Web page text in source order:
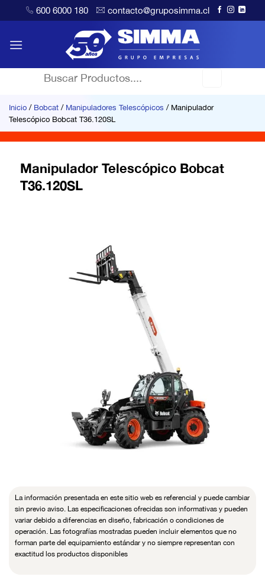
al
600 6000 180 contacto@gruposimma.cl
Buscar
Inicio / Bobcat / Manipuladores Telescópicos / Manipulador
Telescópico Bobcat T36.120SL
Manipulador Telescópico Bobcat
T36.120SL
La información presentada en este sitio web es referencial y puede cambiar
sin previo aviso. Las especificaciones ofrecidas son informativas y pueden
variar debido a diferencias en diseño, fabricación o condiciones de
operación. Las fotografías mostradas pueden incluir elementos que no
forman parte del equipamiento estándar y no siempre representan con
exactitud los productos disponibles